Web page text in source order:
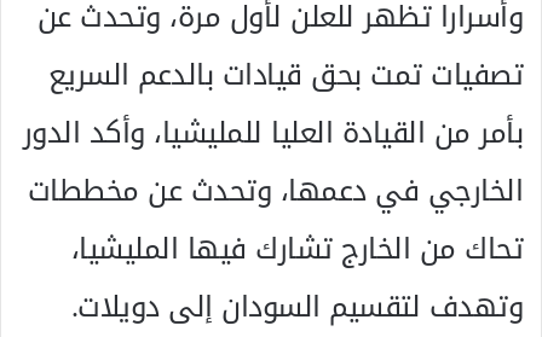
وأسرارا تظهر للعلن لأول مرة، وتحدث عن
تصفيات تمت بحق قيادات بالدعم السريع
بأمر من القيادة العليا للمليشيا، وأكد الدور
الخارجي في دعمها، وتحدث عن مخططات
تحاك من الخارج تشارك فيها المليشيا،
وتهدف لتقسيم السودان إلى دويلات.